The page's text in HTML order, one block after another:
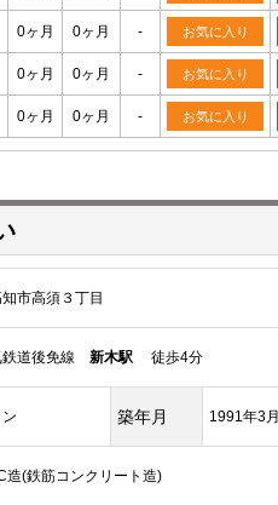
0ヶ月 0ヶ月 - お気に入り
0ヶ月 0ヶ月 - お気に入り
0ヶ月 0ヶ月 - お気に入り
市高須３丁目
鉄道後免線 新木駅 徒歩4分
築年月 1991年3月
造(鉄筋コンクリート造)